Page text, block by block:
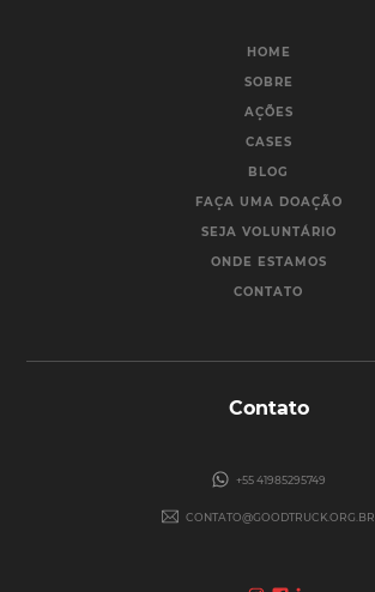
HOME
SOBRE
AÇÕES
CASES
BLOG
FAÇA UMA DOAÇÃO
SEJA VOLUNTÁRIO
ONDE ESTAMOS
CONTATO
Contato
+55 41985295749
CONTATO@GOODTRUCK.ORG.BR